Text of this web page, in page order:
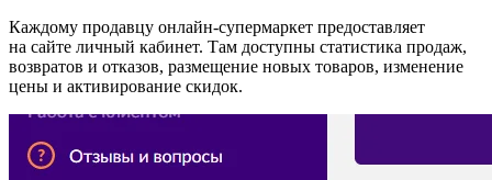
Каждому продавцу онлайн-супермаркет предоставляет
на сайте личный кабинет. Там доступны статистика продаж,
возвратов и отказов, размещение новых товаров, изменение
цены и активирование скидок.